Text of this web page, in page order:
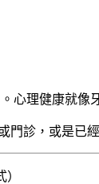
心理健康就像
門診，或是已